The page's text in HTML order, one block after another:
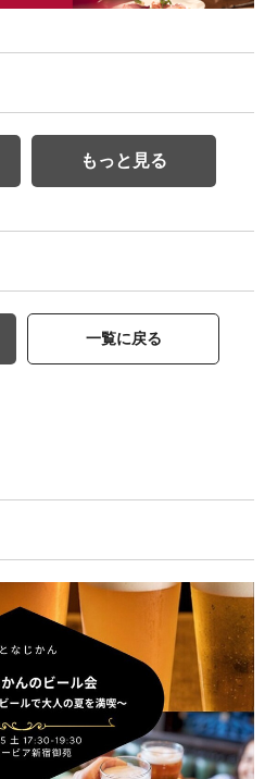
もっと見る
一覧に戻る